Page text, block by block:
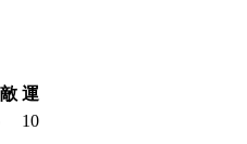
運
10